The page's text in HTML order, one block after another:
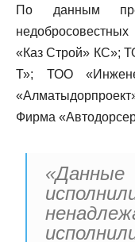
По данным
«Каз Строй» КС»;
Т»; ТОО
Фирма